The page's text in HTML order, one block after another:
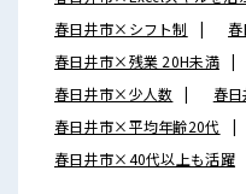
春日井市×シフト制
春日井市×残業 20H未満
春日井市×少人数
春
春日井市×平均年齢20代
春日井市×40代以上も活躍